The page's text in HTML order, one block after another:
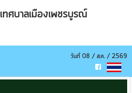
เทศบาลเมืองเพชรบูรณ์
วันที่ 08 / ส.ค. / 2569